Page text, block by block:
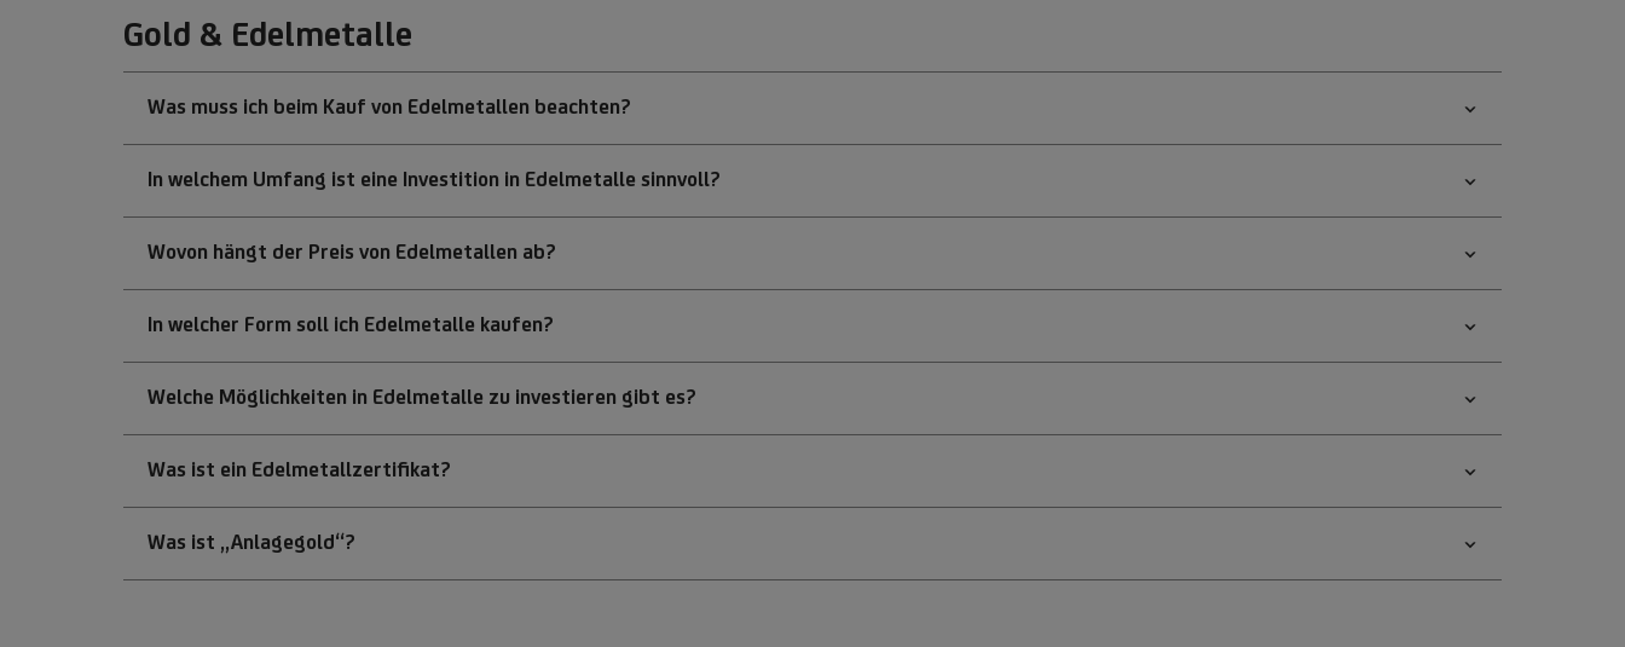
Gold & Edelmetalle
Was muss ich beim Kauf von Edelmetallen beachten?
In welchem Umfang ist eine Investition in Edelmetalle sinnvoll?
Wovon hängt der Preis von Edelmetallen ab?
In welcher Form soll ich Edelmetalle kaufen?
Welche Möglichkeiten in Edelmetalle zu investieren gibt es?
Was ist ein Edelmetallzertifikat?
Was ist „Anlagegold“?